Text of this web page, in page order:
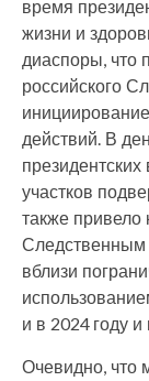
время
жизни и
диаспоры, что
российского
действий. В
участков
также
Следственным
вблизи
и в 2024 году
Очевидно, что